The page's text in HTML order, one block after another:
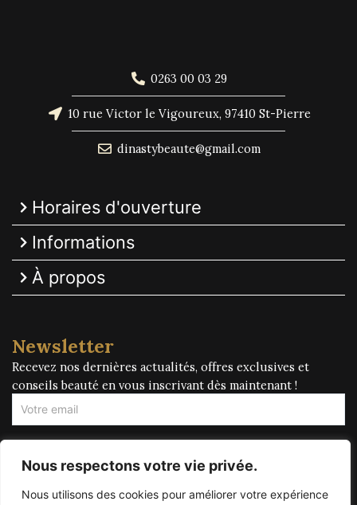
Nous respectons votre vie privée.
Nous utilisons des cookies pour améliorer votre expérience
0263 00 03 29
10 rue Victor le Vigoureux, 97410 St-Pierre
dinastybeaute@gmail.com
Horaires d'ouverture
Informations
À propos
Newsletter
Recevez nos dernières actualités, offres exclusives et
conseils beauté en vous inscrivant dès maintenant !
Newsletter
Footer
S'inscrire !